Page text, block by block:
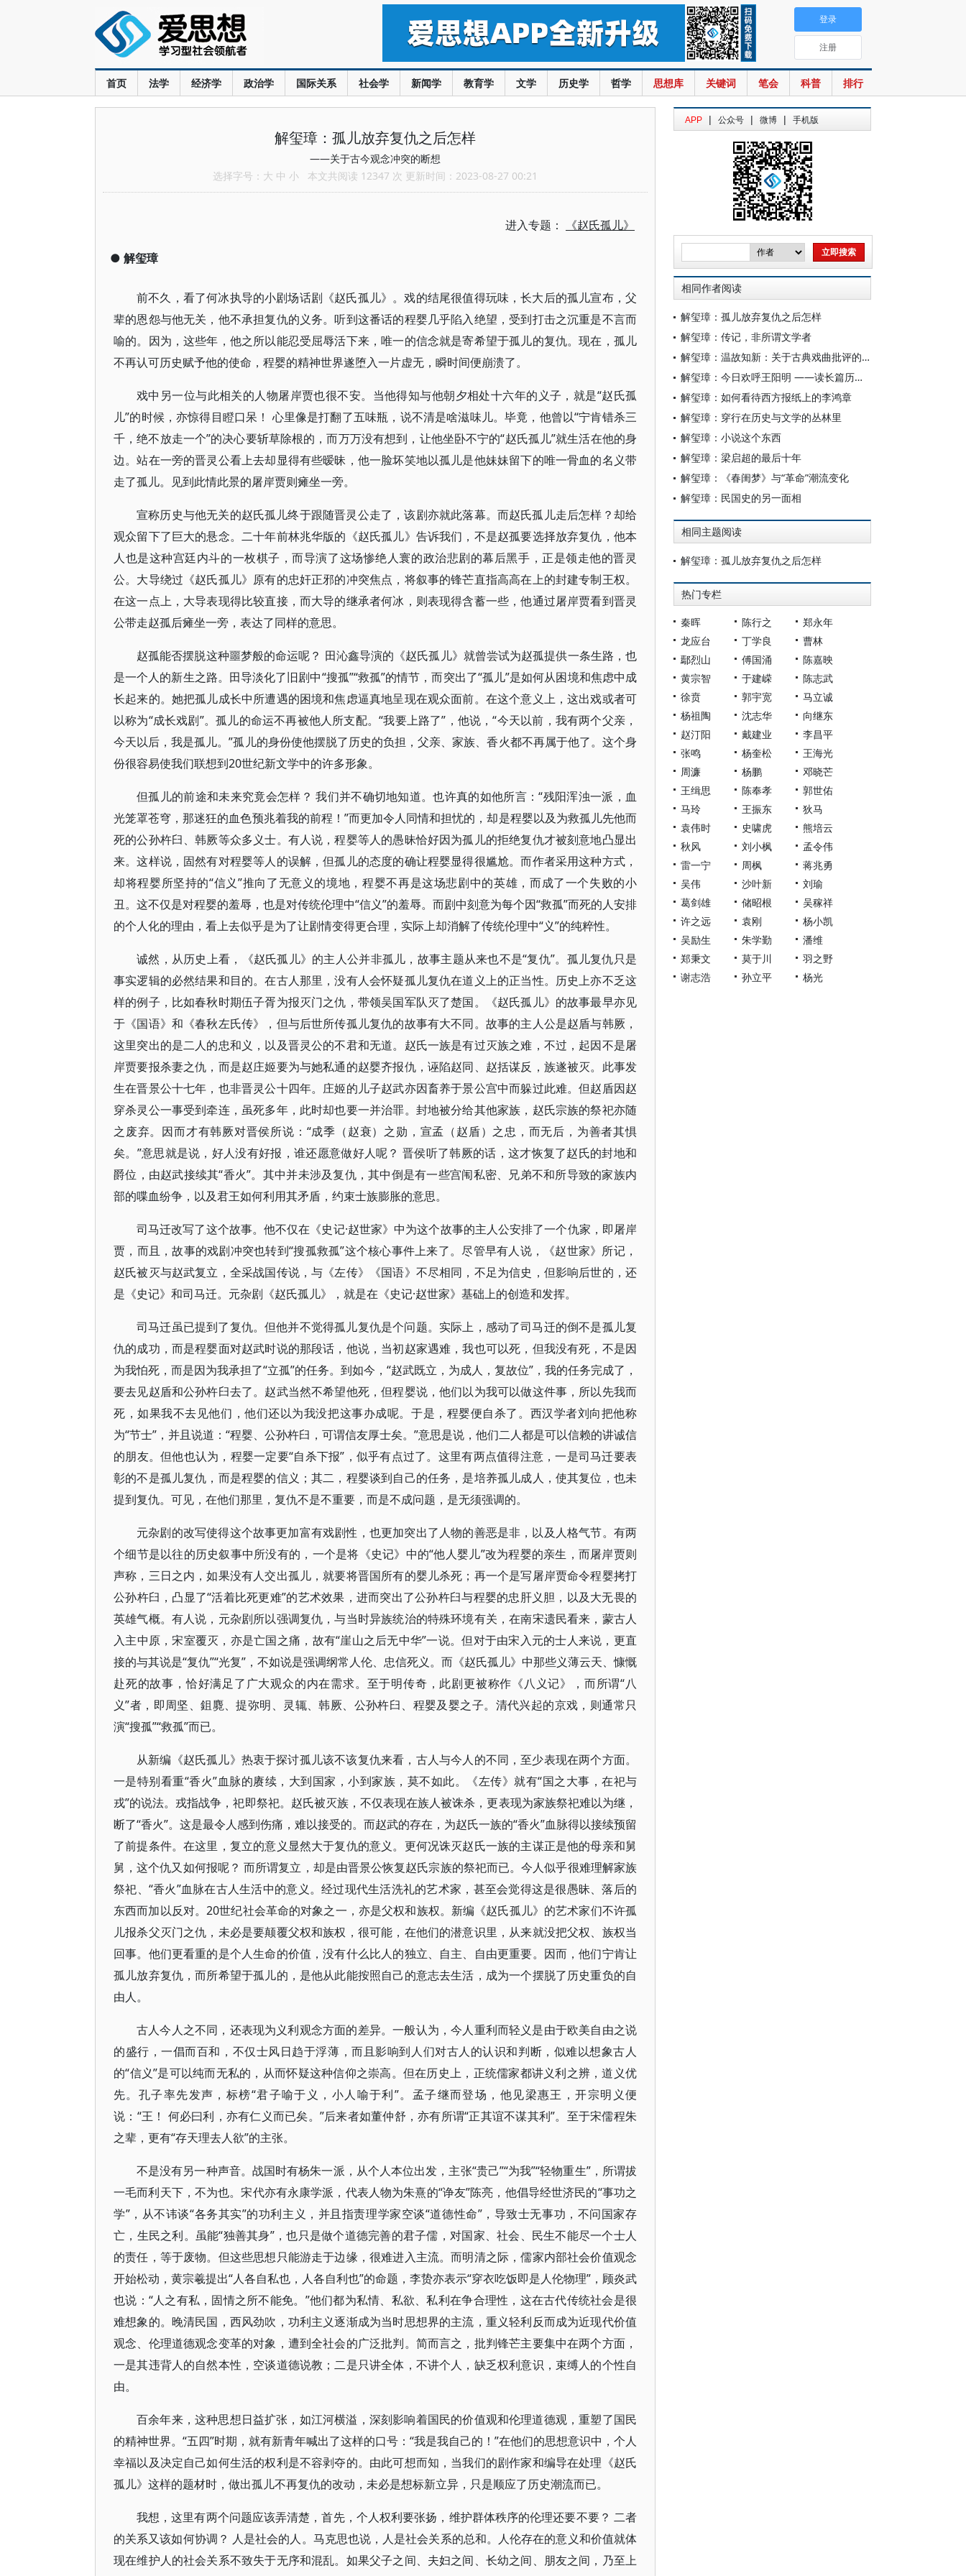
首页 法学 经济学 政治学 国际关系 社会学 新闻学 教育学 文学 历史学 哲学 思想库 关键词 笔会 科普 排行
登录
注册
解玺璋：孤儿放弃复仇之后怎样
——关于古今观念冲突的断想
选择字号： 大 中 小 本文共阅读 12347 次 更新时间：2023-08-27 00:21
进入专题： 《赵氏孤儿》
● 解玺璋
前不久，看了何冰执导的小剧场话剧《赵氏孤儿》。戏的结尾很值得玩味，长大后的孤儿宣布，父
辈的恩怨与他无关，他不承担复仇的义务。听到这番话的程婴几乎陷入绝望，受到打击之沉重是不言而
喻的。因为，这些年，他之所以能忍受屈辱活下来，唯一的信念就是寄希望于孤儿的复仇。现在，孤儿
不再认可历史赋予他的使命，程婴的精神世界遂堕入一片虚无，瞬时间便崩溃了。
戏中另一位与此相关的人物屠岸贾也很不安。当他得知与他朝夕相处十六年的义子，就是“赵氏孤
儿”的时候，亦惊得目瞪口呆！ 心里像是打翻了五味瓶，说不清是啥滋味儿。毕竟，他曾以“宁肯错杀三
千，绝不放走一个”的决心要斩草除根的，而万万没有想到，让他坐卧不宁的“赵氏孤儿”就生活在他的身
边。站在一旁的晋灵公看上去却显得有些暧昧，他一脸坏笑地以孤儿是他妹妹留下的唯一骨血的名义带
走了孤儿。见到此情此景的屠岸贾则瘫坐一旁。
宣称历史与他无关的赵氏孤儿终于跟随晋灵公走了，该剧亦就此落幕。而赵氏孤儿走后怎样？却给
观众留下了巨大的悬念。二十年前林兆华版的《赵氏孤儿》告诉我们，不是赵孤要选择放弃复仇，他本
人也是这种宫廷内斗的一枚棋子，而导演了这场惨绝人寰的政治悲剧的幕后黑手，正是领走他的晋灵
公。大导绕过《赵氏孤儿》原有的忠奸正邪的冲突焦点，将叙事的锋芒直指高高在上的封建专制王权。
在这一点上，大导表现得比较直接，而大导的继承者何冰，则表现得含蓄一些，他通过屠岸贾看到晋灵
公带走赵孤后瘫坐一旁，表达了同样的意思。
赵孤能否摆脱这种噩梦般的命运呢？ 田沁鑫导演的《赵氏孤儿》就曾尝试为赵孤提供一条生路，也
是一个人的新生之路。田导淡化了旧剧中“搜孤”“救孤”的情节，而突出了“孤儿”是如何从困境和焦虑中成
长起来的。她把孤儿成长中所遭遇的困境和焦虑逼真地呈现在观众面前。在这个意义上，这出戏或者可
以称为“成长戏剧”。孤儿的命运不再被他人所支配。“我要上路了”，他说，“今天以前，我有两个父亲，
今天以后，我是孤儿。”孤儿的身份使他摆脱了历史的负担，父亲、家族、香火都不再属于他了。这个身
份很容易使我们联想到20世纪新文学中的许多形象。
但孤儿的前途和未来究竟会怎样？ 我们并不确切地知道。也许真的如他所言：“残阳浑浊一派，血
光笼罩苍穹，那迷狂的血色预兆着我的前程！”而更加令人同情和担忧的，却是程婴以及为救孤儿先他而
死的公孙杵臼、韩厥等众多义士。有人说，程婴等人的愚昧恰好因为孤儿的拒绝复仇才被刻意地凸显出
来。这样说，固然有对程婴等人的误解，但孤儿的态度的确让程婴显得很尴尬。而作者采用这种方式，
却将程婴所坚持的“信义”推向了无意义的境地，程婴不再是这场悲剧中的英雄，而成了一个失败的小
丑。这不仅是对程婴的羞辱，也是对传统伦理中“信义”的羞辱。而剧中刻意为每个因“救孤”而死的人安排
的个人化的理由，看上去似乎是为了让剧情变得更合理，实际上却消解了传统伦理中“义”的纯粹性。
诚然，从历史上看，《赵氏孤儿》的主人公并非孤儿，故事主题从来也不是“复仇”。孤儿复仇只是
事实逻辑的必然结果和目的。在古人那里，没有人会怀疑孤儿复仇在道义上的正当性。历史上亦不乏这
样的例子，比如春秋时期伍子胥为报灭门之仇，带领吴国军队灭了楚国。《赵氏孤儿》的故事最早亦见
于《国语》和《春秋左氏传》，但与后世所传孤儿复仇的故事有大不同。故事的主人公是赵盾与韩厥，
这里突出的是二人的忠和义，以及晋灵公的不君和无道。赵氏一族是有过灭族之难，不过，起因不是屠
岸贾要报杀妻之仇，而是赵庄姬要为与她私通的赵婴齐报仇，诬陷赵同、赵括谋反，族遂被灭。此事发
生在晋景公十七年，也非晋灵公十四年。庄姬的儿子赵武亦因畜养于景公宫中而躲过此难。但赵盾因赵
穿杀灵公一事受到牵连，虽死多年，此时却也要一并治罪。封地被分给其他家族，赵氏宗族的祭祀亦随
之废弃。因而才有韩厥对晋侯所说：“成季（赵衰）之勋，宣孟（赵盾）之忠，而无后，为善者其惧
矣。”意思就是说，好人没有好报，谁还愿意做好人呢？ 晋侯听了韩厥的话，这才恢复了赵氏的封地和
爵位，由赵武接续其“香火”。其中并未涉及复仇，其中倒是有一些宫闱私密、兄弟不和所导致的家族内
部的喋血纷争，以及君王如何利用其矛盾，约束士族膨胀的意思。
司马迁改写了这个故事。他不仅在《史记·赵世家》中为这个故事的主人公安排了一个仇家，即屠岸
贾，而且，故事的戏剧冲突也转到“搜孤救孤”这个核心事件上来了。尽管早有人说，《赵世家》所记，
赵氏被灭与赵武复立，全采战国传说，与《左传》《国语》不尽相同，不足为信史，但影响后世的，还
是《史记》和司马迁。元杂剧《赵氏孤儿》，就是在《史记·赵世家》基础上的创造和发挥。
司马迁虽已提到了复仇。但他并不觉得孤儿复仇是个问题。实际上，感动了司马迁的倒不是孤儿复
仇的成功，而是程婴面对赵武时说的那段话，他说，当初赵家遇难，我也可以死，但我没有死，不是因
为我怕死，而是因为我承担了“立孤”的任务。到如今，“赵武既立，为成人，复故位”，我的任务完成了，
要去见赵盾和公孙杵臼去了。赵武当然不希望他死，但程婴说，他们以为我可以做这件事，所以先我而
死，如果我不去见他们，他们还以为我没把这事办成呢。于是，程婴便自杀了。西汉学者刘向把他称
为“节士”，并且说道：“程婴、公孙杵臼，可谓信友厚士矣。”意思是说，他们二人都是可以信赖的讲诚信
的朋友。但他也认为，程婴一定要“自杀下报”，似乎有点过了。这里有两点值得注意，一是司马迁要表
彰的不是孤儿复仇，而是程婴的信义；其二，程婴谈到自己的任务，是培养孤儿成人，使其复位，也未
提到复仇。可见，在他们那里，复仇不是不重要，而是不成问题，是无须强调的。
元杂剧的改写使得这个故事更加富有戏剧性，也更加突出了人物的善恶是非，以及人格气节。有两
个细节是以往的历史叙事中所没有的，一个是将《史记》中的“他人婴儿”改为程婴的亲生，而屠岸贾则
声称，三日之内，如果没有人交出孤儿，就要将晋国所有的婴儿杀死；再一个是写屠岸贾命令程婴拷打
公孙杵臼，凸显了“活着比死更难”的艺术效果，进而突出了公孙杵臼与程婴的忠肝义胆，以及大无畏的
英雄气概。有人说，元杂剧所以强调复仇，与当时异族统治的特殊环境有关，在南宋遗民看来，蒙古人
入主中原，宋室覆灭，亦是亡国之痛，故有“崖山之后无中华”一说。但对于由宋入元的士人来说，更直
接的与其说是“复仇”“光复”，不如说是强调纲常人伦、忠信死义。而《赵氏孤儿》中那些义薄云天、慷慨
赴死的故事，恰好满足了广大观众的内在需求。至于明传奇，此剧更被称作《八义记》，而所谓“八
义”者，即周坚、鉏麑、提弥明、灵辄、韩厥、公孙杵臼、程婴及婴之子。清代兴起的京戏，则通常只
演“搜孤”“救孤”而已。
从新编《赵氏孤儿》热衷于探讨孤儿该不该复仇来看，古人与今人的不同，至少表现在两个方面。
一是特别看重“香火”血脉的赓续，大到国家，小到家族，莫不如此。《左传》就有“国之大事，在祀与
戎”的说法。戎指战争，祀即祭祀。赵氏被灭族，不仅表现在族人被诛杀，更表现为家族祭祀难以为继，
断了“香火”。这是最令人感到伤痛，难以接受的。而赵武的存在，为赵氏一族的“香火”血脉得以接续预留
了前提条件。在这里，复立的意义显然大于复仇的意义。更何况诛灭赵氏一族的主谋正是他的母亲和舅
舅，这个仇又如何报呢？ 而所谓复立，却是由晋景公恢复赵氏宗族的祭祀而已。今人似乎很难理解家族
祭祀、“香火”血脉在古人生活中的意义。经过现代生活洗礼的艺术家，甚至会觉得这是很愚昧、落后的
东西而加以反对。20世纪社会革命的对象之一，亦是父权和族权。新编《赵氏孤儿》的艺术家们不许孤
儿报杀父灭门之仇，未必是要颠覆父权和族权，很可能，在他们的潜意识里，从来就没把父权、族权当
回事。他们更看重的是个人生命的价值，没有什么比人的独立、自主、自由更重要。因而，他们宁肯让
孤儿放弃复仇，而所希望于孤儿的，是他从此能按照自己的意志去生活，成为一个摆脱了历史重负的自
由人。
古人今人之不同，还表现为义利观念方面的差异。一般认为，今人重利而轻义是由于欧美自由之说
的盛行，一倡而百和，不仅士风日趋于浮薄，而且影响到人们对古人的认识和判断，似难以想象古人
的“信义”是可以纯而无私的，从而怀疑这种信仰之崇高。但在历史上，正统儒家都讲义利之辨，道义优
先。孔子率先发声，标榜“君子喻于义，小人喻于利”。孟子继而登场，他见梁惠王，开宗明义便
说：“王！ 何必曰利，亦有仁义而已矣。”后来者如董仲舒，亦有所谓“正其谊不谋其利”。至于宋儒程朱
之辈，更有“存天理去人欲”的主张。
不是没有另一种声音。战国时有杨朱一派，从个人本位出发，主张“贵己”“为我”“轻物重生”，所谓拔
一毛而利天下，不为也。宋代亦有永康学派，代表人物为朱熹的“诤友”陈亮，他倡导经世济民的“事功之
学”，从不讳谈“各务其实”的功利主义，并且指责理学家空谈“道德性命”，导致士无事功，不问国家存
亡，生民之利。虽能“独善其身”，也只是做个道德完善的君子儒，对国家、社会、民生不能尽一个士人
的责任，等于废物。但这些思想只能游走于边缘，很难进入主流。而明清之际，儒家内部社会价值观念
开始松动，黄宗羲提出“人各自私也，人各自利也”的命题，李贽亦表示“穿衣吃饭即是人伦物理”，顾炎武
也说：“人之有私，固情之所不能免。”他们都为私情、私欲、私利在争合理性，这在古代传统社会是很
难想象的。晚清民国，西风劲吹，功利主义逐渐成为当时思想界的主流，重义轻利反而成为近现代价值
观念、伦理道德观念变革的对象，遭到全社会的广泛批判。简而言之，批判锋芒主要集中在两个方面，
一是其违背人的自然本性，空谈道德说教；二是只讲全体，不讲个人，缺乏权利意识，束缚人的个性自
由。
百余年来，这种思想日益扩张，如江河横溢，深刻影响着国民的价值观和伦理道德观，重塑了国民
的精神世界。“五四”时期，就有新青年喊出了这样的口号：“我是我自己的！”在他们的思想意识中，个人
幸福以及决定自己如何生活的权利是不容剥夺的。由此可想而知，当我们的剧作家和编导在处理《赵氏
孤儿》这样的题材时，做出孤儿不再复仇的改动，未必是想标新立异，只是顺应了历史潮流而已。
我想，这里有两个问题应该弄清楚，首先，个人权利要张扬，维护群体秩序的伦理还要不要？ 二者
的关系又该如何协调？ 人是社会的人。马克思也说，人是社会关系的总和。人伦存在的意义和价值就体
现在维护人的社会关系不致失于无序和混乱。如果父子之间、夫妇之间、长幼之间、朋友之间，乃至上
APP | 公众号 | 微博 | 手机版
相同作者阅读
解玺璋：孤儿放弃复仇之后怎样
解玺璋：传记，非所谓文学者
解玺璋：温故知新：关于古典戏曲批评的再思考
解玺璋：今日欢呼王阳明 ——读长篇历史小说《天机破》
解玺璋：如何看待西方报纸上的李鸿章
解玺璋：穿行在历史与文学的丛林里
解玺璋：小说这个东西
解玺璋：梁启超的最后十年
解玺璋：《春闺梦》与“革命”潮流变化
解玺璋：民国史的另一面相
相同主题阅读
解玺璋：孤儿放弃复仇之后怎样
热门专栏
秦晖 陈行之
郑永年
龙应台
丁学良
曹林
鄢烈山
傅国涌
陈嘉映
黄宗智
于建嵘
陈志武
徐贲
郭宇宽
马立诚
杨祖陶
沈志华
向继东
赵汀阳
戴建业
李昌平
张鸣
杨奎松
王海光
周濂
杨鹏
邓晓芒
王缉思
陈奉孝
郭世佑
马玲
王振东
狄马
袁伟时
史啸虎
熊培云
秋风
刘小枫
孟令伟
雷一宁
周枫
蒋兆勇
吴伟
沙叶新
刘瑜
葛剑雄
储昭根
吴稼祥
许之远
袁刚
杨小凯
吴励生
朱学勤
潘维
郑秉文
莫于川
羽之野
谢志浩
孙立平 杨光